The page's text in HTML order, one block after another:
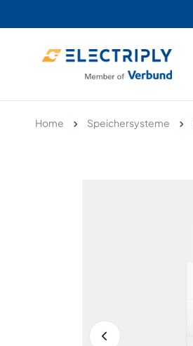
Home Speichersysteme